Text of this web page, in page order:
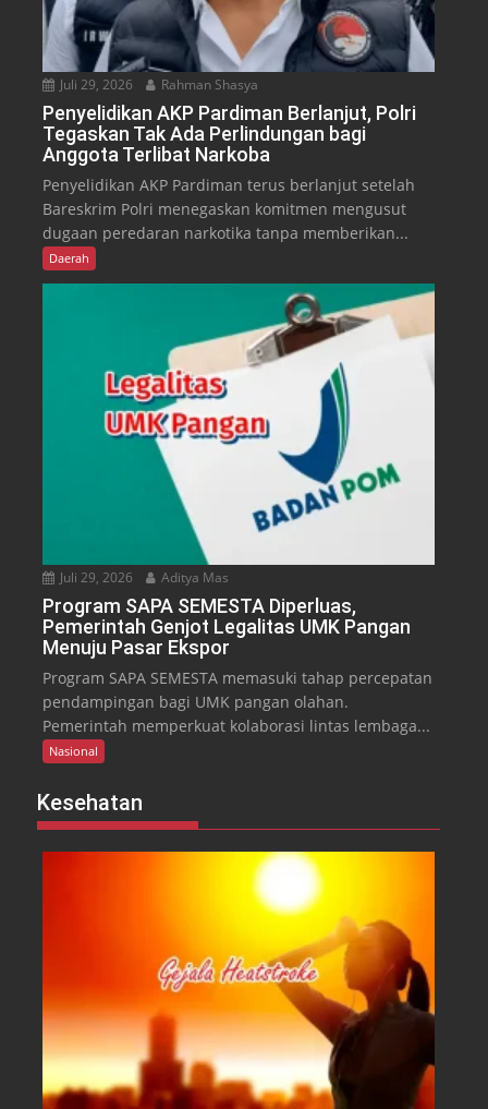
Juli 29, 2026 Rahman Shasya
Penyelidikan AKP Pardiman Berlanjut, Polri
Tegaskan Tak Ada Perlindungan bagi
Anggota Terlibat Narkoba
Penyelidikan AKP Pardiman terus berlanjut setelah
Bareskrim Polri menegaskan komitmen mengusut
dugaan peredaran narkotika tanpa memberikan...
Daerah
Juli 29, 2026 Aditya Mas
Program SAPA SEMESTA Diperluas,
Pemerintah Genjot Legalitas UMK Pangan
Menuju Pasar Ekspor
Program SAPA SEMESTA memasuki tahap percepatan
pendampingan bagi UMK pangan olahan.
Pemerintah memperkuat kolaborasi lintas lembaga...
Nasional
Kesehatan